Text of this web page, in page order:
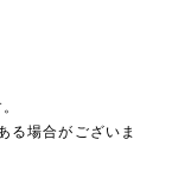
る場合がございま